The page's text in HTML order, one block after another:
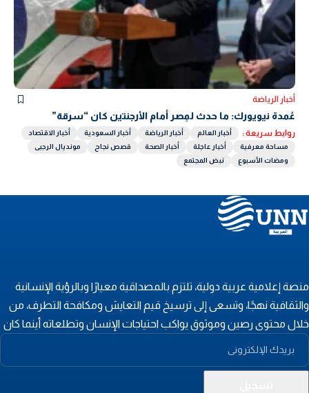
أخبار الرياضة
عُمدة نيويورك: ما حدث لمِصر أمام الأرجنتين كان “سرقة”
روابط سريعة : أخبار العالم أخبار الرياضة أخبار السعودية
أخبار الاقتصاد
مساحة معرفية
أخبار عاجلة أخبار الصحة قصص نجاح
مونديال الرجبى
ومضات الأسبوع
نبض المجتمع
إعلامية عربية دولية، تلتزم بالمصداقية معيارًا وبالرؤية الإنسانية
نهجًا، وتسعى إلى ترسيخ قيم التعايش ومكافحة التطرف، من
محتوى رصين وموثوق يواكب احتياجات الإنسان وتطلعاته أينما كان